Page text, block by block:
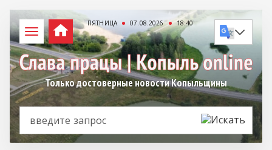
ПЯТНИЦА 07.08.2026 18:40
Только достоверные новости Копыльщины